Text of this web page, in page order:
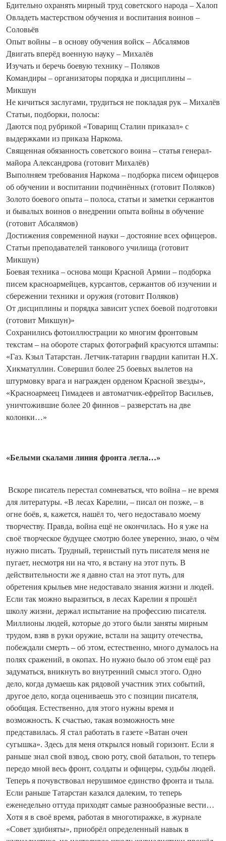
Бдительно охранять мирный труд советского народа – Халоп
Овладеть мастерством обучения и воспитания воинов –
Соловьёв
Опыт войны – в основу обучения войск – Абсалямов
Двигать вперёд военную науку – Михалёв
Изучать и беречь боевую технику – Поляков
Командиры – организаторы порядка и дисциплины –
Микшун
Не кичиться заслугами, трудиться не покладая рук – Михалёв
Статьи, подборки, полосы:
Даются под рубрикой «Товарищ Сталин приказал» с
выдержками из приказа Наркома.
Священная обязанность советского воина – статья генерал-
майора Александрова (готовит Михалёв)
Выполняем требования Наркома – подборка писем офицеров
об обучении и воспитании подчинённых (готовит Поляков)
Золото боевого опыта – полоса, статьи и заметки сержантов
и бывалых воинов о внедрении опыта войны в обучение
(готовит Абсалямов)
Достижения современной науки – достояние всех офицеров.
Статьи преподавателей танкового училища (готовит
Микшун)
Боевая техника – основа мощи Красной Армии – подборка
писем красноармейцев, курсантов, сержантов об изучении и
сбережении техники и оружия (готовит Поляков)
От дисциплины и порядка зависит успех боевой подготовки
(готовит Микшун)»
Сохранились фотоиллюстрации ко многим фронтовым
текстам – на обороте старых фотографий красуются штампы:
«Газ. Кзыл Татарстан. Летчик-татарин гвардии капитан Н.Х.
Хикматуллин. Совершил более 25 боевых вылетов на
штурмовку врага и награжден орденом Красной звезды»,
«Красноармеец Гимадеев и автоматчик-ефрейтор Васильев,
уничтожившие более 20 финнов – разверстать на две
колонки…»
«Белыми скалами линия фронта легла…»
Вскоре писатель перестал сомневаться, что война – не время
для литературы. «В лесах Карелии, – писал он позже, – в
огне боёв, я, кажется, нашёл то, чего недоставало моему
творчеству. Правда, война ещё не окончилась. Но я уже на
своё творческое будущее смотрю более уверенно, знаю, о чём
нужно писать. Трудный, тернистый путь писателя меня не
пугает, несмотря ни на что, я встану на этот путь. В
действительности же я давно стал на этот путь, для
обретения крыльев мне недоставало знания жизни и людей.
Если так можно выразиться, в лесах Карелии я прошёл
школу жизни, держал испытание на профессию писателя.
Миллионы людей, которые до этого были заняты мирным
трудом, взяв в руки оружие, встали на защиту отечества,
побеждали смерть – об этом, естественно, много думалось на
полях сражений, в окопах. Но нужно было об этом ещё раз
задуматься, вникнуть во внутренний смысл этого. Одно
дело, когда думаешь как рядовой участник этих событий,
другое дело, когда оцениваешь это с позиции писателя,
обобщая. Естественно, для этого нужны время и
возможность. К счастью, такая возможность мне
представилась. Я стал работать в газете «Ватан очен
сугышка». Здесь для меня открылся новый горизонт. Если я
раньше знал свой взвод, свою роту, свой батальон, то теперь
передо мной весь фронт, солдаты и офицеры, судьбы людей.
Теперь я почувствовал нерушимое единство фронта и тыла.
Если раньше Татарстан казался далеким, то теперь
еженедельно оттуда приходят самые разнообразные вести…
Хотя я в своё время, работая в многотиражке, в журнале
«Совет эдибияты», приобрёл определенный навык в